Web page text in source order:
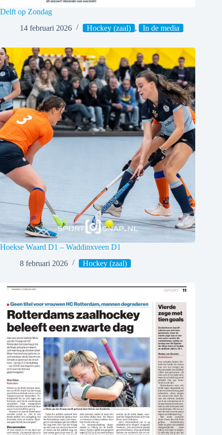
Delft op Zondag
14 februari 2026
Hockey (zaal) , In de media
Hoekse Waard D1 – Waddinxveen D1
8 februari 2026
Hockey (zaal)